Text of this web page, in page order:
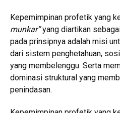
Kepemimpinan profetik yang
munkar”yang diartikan
pada prinsipnya adalah misi
dari sistem penghetahuan,
yang membelenggu. Serta
dominasi struktural yang
penindasan.